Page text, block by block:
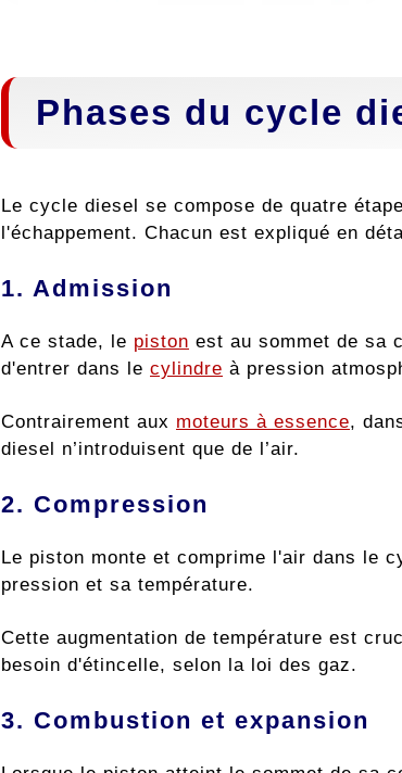
Phases du cycle
Le cycle diesel se compose de quatre
l'échappement. Chacun est expliqué en
1. Admission
A ce stade, le piston est au sommet de sa
d'entrer dans le cylindre à pression
Contrairement aux moteurs à essence,
diesel n’introduisent que de l’air.
2. Compression
Le piston monte et comprime l'air dans le
pression et sa température.
Cette augmentation de température est
besoin d'étincelle, selon la loi des gaz.
3. Combustion et expansion